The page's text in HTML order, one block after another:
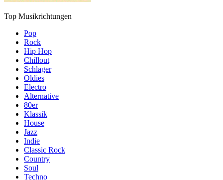
Top Musikrichtungen
Pop
Rock
Hip Hop
Chillout
Schlager
Oldies
Electro
Alternative
80er
Klassik
House
Jazz
Indie
Classic Rock
Country
Soul
Techno